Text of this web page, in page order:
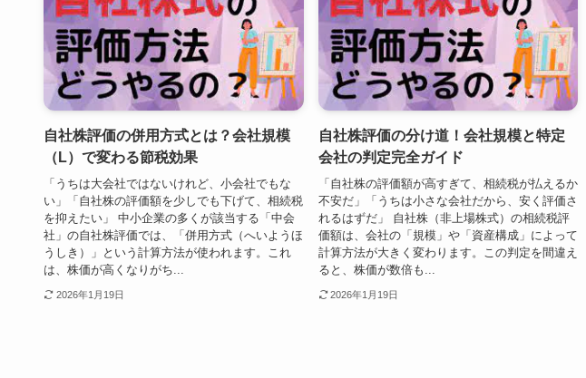
自社株評価の併用方式とは？会社規模
（L）で変わる節税効果
「うちは大会社ではないけれど、小会社でもな
い」「自社株の評価額を少しでも下げて、相続税
を抑えたい」 中小企業の多くが該当する「中会
社」の自社株評価では、「併用方式（へいようほ
うしき）」という計算方法が使われます。これ
は、株価が高くなりがち...
2026年1月19日
自社株評価の分け道！会社規模と特定
会社の判定完全ガイド
「自社株の評価額が高すぎて、相続税が払えるか
不安だ」「うちは小さな会社だから、安く評価さ
れるはずだ」 自社株（非上場株式）の相続税評
価額は、会社の「規模」や「資産構成」によって
計算方法が大きく変わります。この判定を間違え
ると、株価が数倍も...
2026年1月19日